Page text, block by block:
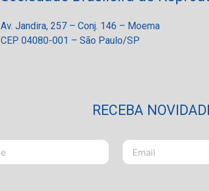
Av. Jandira, 257 – Conj. 146 – Moema
CEP 04080-001 – São Paulo/SP
RECEBA